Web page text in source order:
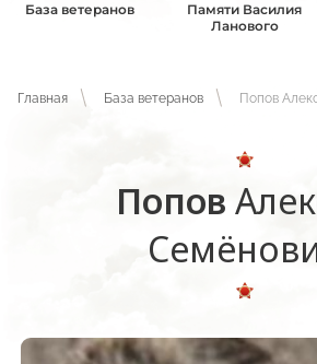
База ветеранов
Памяти Василия
Ланового
Главная База ветеранов Попов
Попов